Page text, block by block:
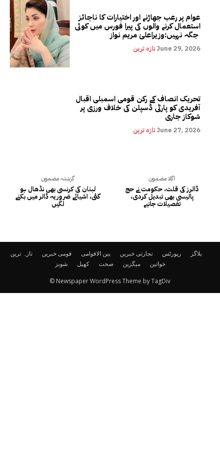
عوام پر رعب جھاڑنے اور اختیارات کا ناجائز
استعمال کرنے والوں کی پیرا فورس میں کوئی
تازہ ترینJune 29, 2026
تحریک انصاف کے رکن قومی اسمبلی اقبال
آفریدی کو پارٹی ڈسپلن کی خلاف ورزی پر
شوکاز جاری
تازہ ترینJune 27, 2026
گزشتہ مضمون
لبنان کی کرنسی بھی نڈھال ہو
گئی، اشیائے ضروریہ ڈالر میں بکنے
لگیں
اگلا مضمون
ڈالرز کی قلت، حکومت نے حج
پالیسی بھی تبدیل کردی،
تفصیلات جانیے
تازہ ترین قومی خبریں بین الاقوامی تجارتی خبریں رپورٹس
بلاگز
شوبز
کھیل صحت میگزین خواتین
© Newspaper WordPress Theme by TagDiv